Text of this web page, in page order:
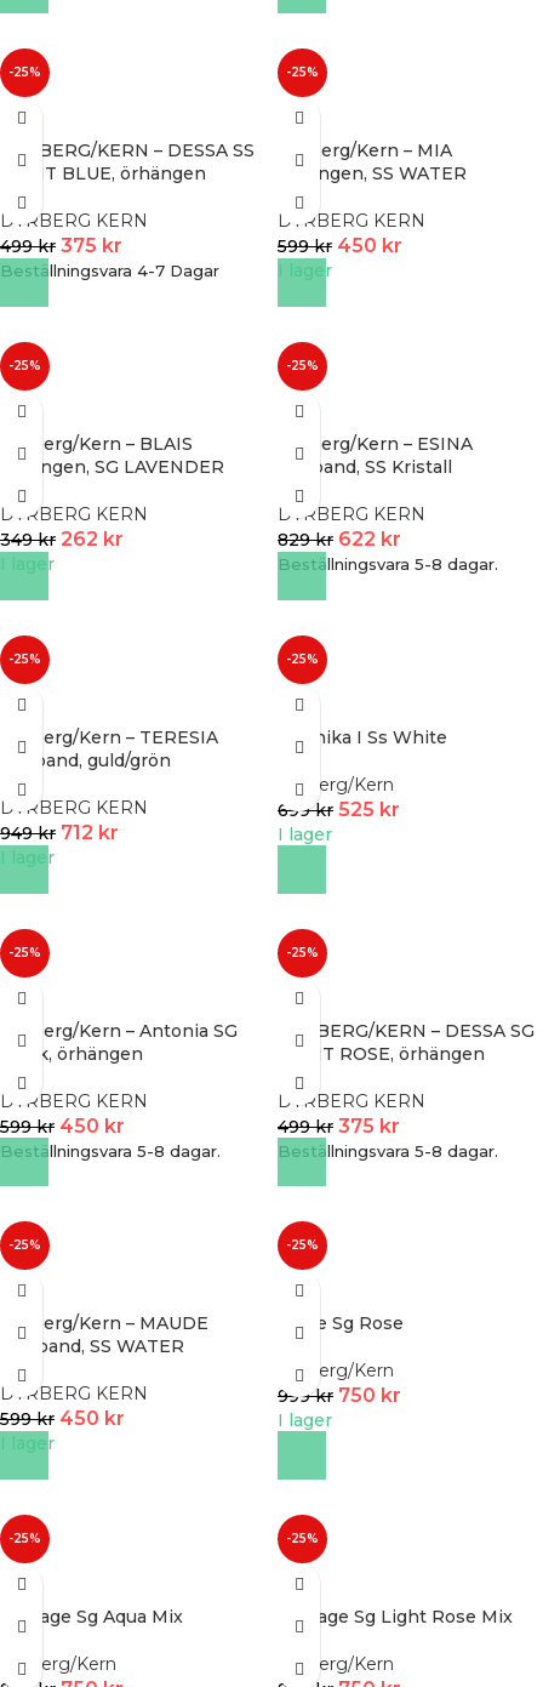
-25%
DYRBERG/KERN – DESSA SS
LIGHT BLUE, örhängen
DYRBERG KERN
499kr 375 kr
Beställningsvara 4-7 Dagar
-25%
Dyrberg/Kern – MIA
örhängen, SS WATER
DYRBERG KERN
599kr 450 kr
I lager
-25%
Dyrberg/Kern – BLAIS
örhängen, SG LAVENDER
DYRBERG KERN
349kr 262 kr
I lager
-25%
Dyrberg/Kern – ESINA
armband, SS Kristall
DYRBERG KERN
829kr 622 kr
Beställningsvara 5-8 dagar.
-25%
Dyrberg/Kern – TERESIA
armband, guld/grön
DYRBERG KERN
949kr 712 kr
I lager
-25%
Pennika I Ss White
Dyrberg/Kern
699kr 525 kr
I lager
-25%
Dyrberg/Kern – Antonia SG
Black, örhängen
DYRBERG KERN
599kr 450 kr
Beställningsvara 5-8 dagar.
-25%
DYRBERG/KERN – DESSA SG
LIGHT ROSE, örhängen
DYRBERG KERN
499kr 375 kr
Beställningsvara 5-8 dagar.
-25%
Dyrberg/Kern – MAUDE
halsband, SS WATER
DYRBERG KERN
599kr 450 kr
I lager
-25%
Braze Sg Rose
Dyrberg/Kern
999kr 750 kr
I lager
-25%
Courage Sg Aqua Mix
Dyrberg/Kern
-25%
Courage Sg Light Rose Mix
Dyrberg/Kern